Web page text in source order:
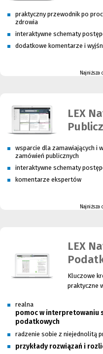
praktyczny przewodnik po
zdrowia
interaktywne schematy
dodatkowe komentarze i
Najniższa
LEX
wsparcie dla zamawiających i
zamówień publicznych
interaktywne schematy
komentarze ekspertów
Najniższa
LEX
Kluczowe
praktyczne
realna
pomoc w interpretowaniu
podatkowych
radzenie sobie z niejednolitą
przykłady rozwiązań i